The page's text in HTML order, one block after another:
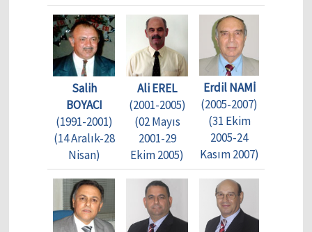
Salih
BOYACI
(1991-2001)
(14 Aralık-28
Nisan)
Ali EREL
(2001-2005)
(02 Mayıs
2001-29
Ekim 2005)
Erdil NAMİ
(2005-2007)
(31 Ekim
2005-24
Kasım 2007)